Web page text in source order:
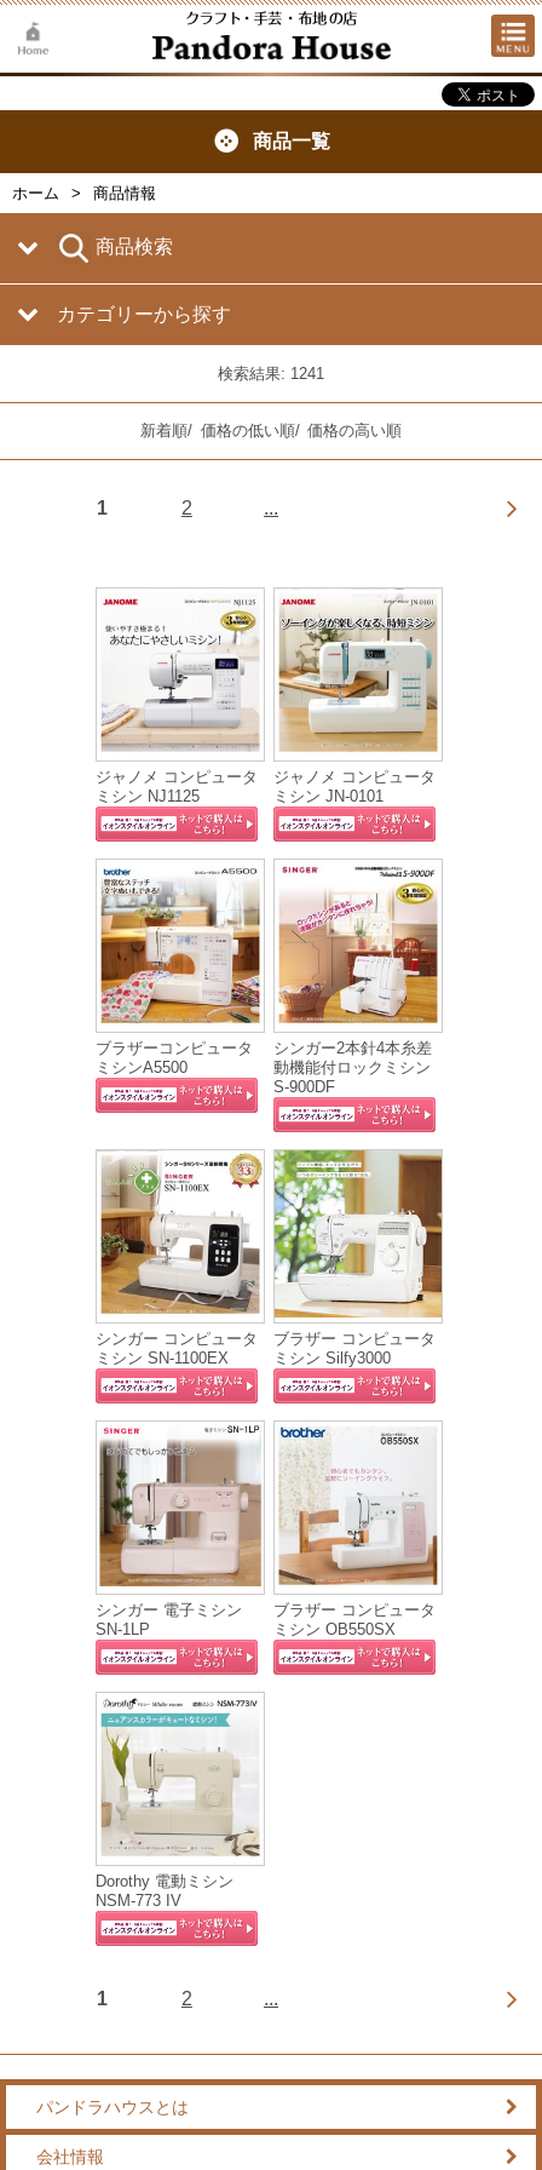
商品一覧
ホーム 商品情報
商品検索
カテゴリーから探す
検索結果: 1241
新着順/ 価格の低い順/ 価格の高い順
1 2 ...
ジャノメ コンピュータ
ミシン NJ1125
ジャノメ コンピュータ
ミシン JN-0101
ブラザーコンピュータ
ミシンA5500
シンガー2本針4本糸差
動機能付ロックミシン
S-900DF
シンガー コンピュータ
ミシン SN-1100EX
ブラザー コンピュータ
ミシン Silfy3000
シンガー 電子ミシン
SN-1LP
ブラザー コンピュータ
ミシン OB550SX
Dorothy 電動ミシン
NSM-773 IV
1 2 ...
パンドラハウスとは
会社情報